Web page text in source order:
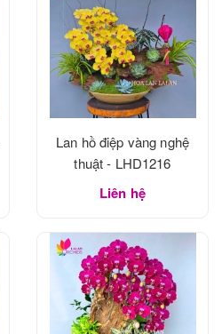
Lan hồ điệp vàng nghệ
thuật - LHD1216
Liên hệ